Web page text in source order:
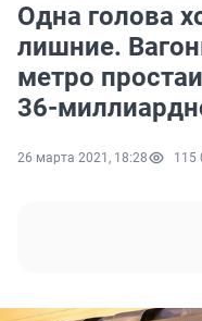
Одна голова
лишние.
метро
36-
26 марта 2021, 18:28 115